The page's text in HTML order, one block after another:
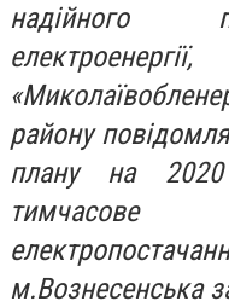
надійного
району
плану на
тимчасове
м.Вознесенська